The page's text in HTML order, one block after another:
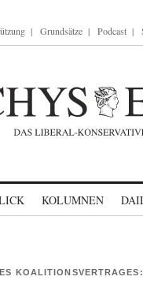
Grundsätze Podcast
KOLUMNEN
KOALITIONSVERTRAGES: